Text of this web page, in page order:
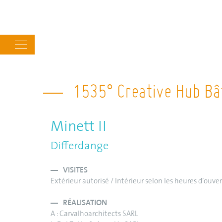
navigation
1535° Creative Hub
Minett II
Differdange
VISITES
Extérieur autorisé / Intérieur selon les heures
RÉALISATION
A : Carvalhoarchitects SARL